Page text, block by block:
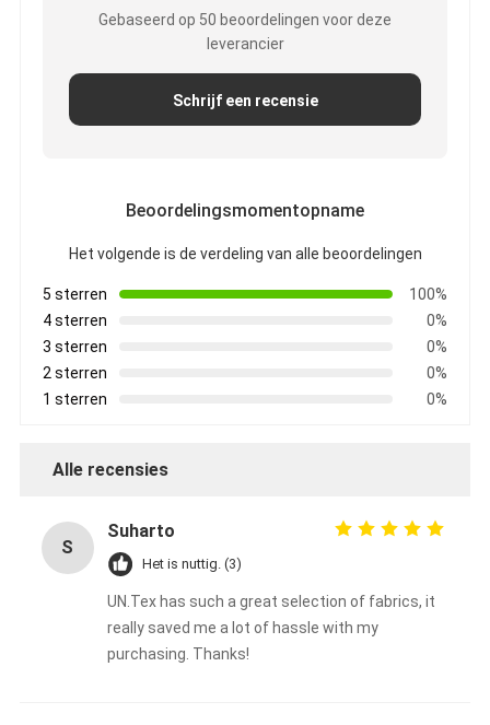
Gebaseerd op 50 beoordelingen voor deze
leverancier
Schrijf een recensie
Beoordelingsmomentopname
Het volgende is de verdeling van alle beoordelingen
5 sterren
100%
4 sterren
0%
3 sterren
0%
2 sterren
0%
1 sterren
0%
Alle recensies
S
Suharto
Het is nuttig. (3)
UN.Tex has such a great selection of fabrics, it
really saved me a lot of hassle with my
purchasing. Thanks!